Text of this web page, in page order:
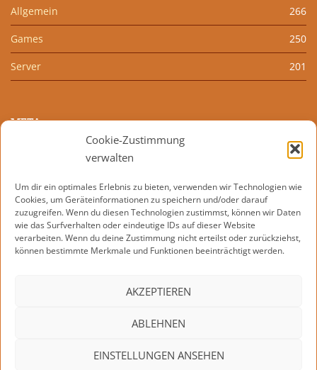
Cookie-Zustimmung
verwalten
Um dir ein optimales Erlebnis zu bieten, verwenden wir Technologien wie
Cookies, um Geräteinformationen zu speichern und/oder darauf
zuzugreifen. Wenn du diesen Technologien zustimmst, können wir Daten
wie das Surfverhalten oder eindeutige IDs auf dieser Website
verarbeiten. Wenn du deine Zustimmung nicht erteilst oder zurückziehst,
können bestimmte Merkmale und Funktionen beeinträchtigt werden.
AKZEPTIEREN
ABLEHNEN
EINSTELLUNGEN ANSEHEN
Allgemein 266
Games 250
Server 201
META
Kommentar-Feed
WordPress.org
IMPRESSUM DATENSCHUTZERKLÄRUNG